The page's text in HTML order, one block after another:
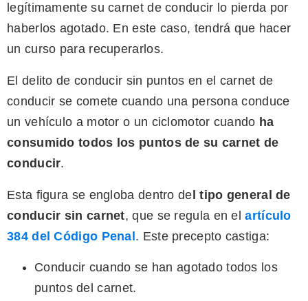
legítimamente su carnet de conducir lo pierda por
haberlos agotado. En este caso, tendrá que hacer
un curso para recuperarlos.
El delito de conducir sin puntos en el carnet de
conducir se comete cuando una persona conduce
un vehículo a motor o un ciclomotor cuando ha
consumido todos los puntos de su carnet de
conducir.
Esta figura se engloba dentro de l tipo general de
conducir sin carnet, que se regula en elartículo
384 del Código Penal . Este precepto castiga:
Conducir cuando se han agotado todos los
puntos del carnet.